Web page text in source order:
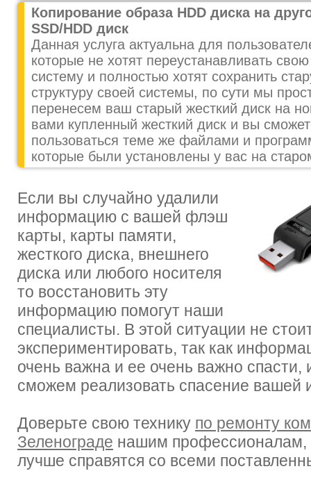
Копирование образа HDD диска на
SSD/HDD диск
Данная услуга актуальна для
которые не хотят переустанавливать свою
систему и полностью хотят сохранить
структуру своей системы, по сути мы
перенесем ваш старый жесткий диск на
вами купленный жесткий диск и вы
пользоваться теме же файлами и
которые были установлены у вас на
Если вы случайно удалили
информацию с вашей флэш
карты, карты памяти,
жесткого диска, внешнего
диска или любого носителя
то восстановить эту
информацию помогут наши
специалисты. В этой ситуации не
экспериментировать, так как
очень важна и ее очень важно
сможем реализовать спасение
Доверьте свою технику по ремонту
Зеленограде нашим профессионалам,
лучше справятся со всеми